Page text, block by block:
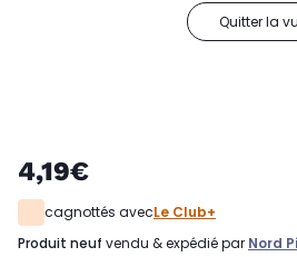
Quitter la
4,19€
cagnottés avecLe Club+
produit neuf vendu & expédié par Nord